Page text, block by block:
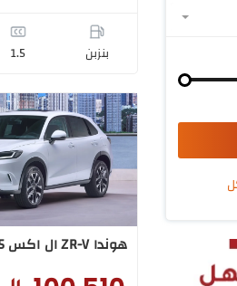
بنزبن 1.5
هوندا ZR-V ال اكس 2025